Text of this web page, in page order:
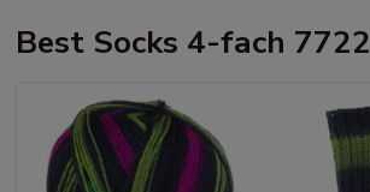
Best Socks 4-fach 7722